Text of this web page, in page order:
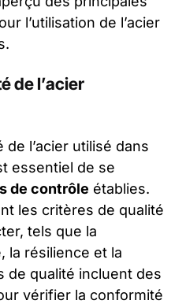
l’utilisation de l’acier
de l’acier
l’acier utilisé dans
essentiel de se
de contrôle établies.
les critères de qualité
tels que la
la résilience et la
de qualité incluent des
vérifier la conformité